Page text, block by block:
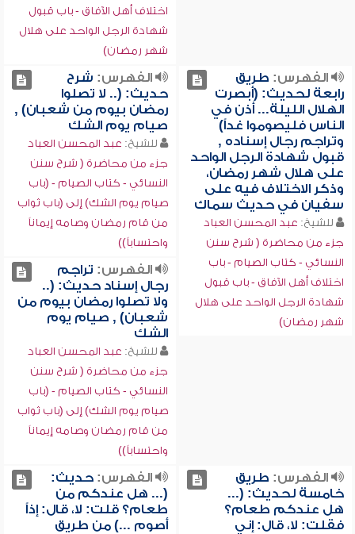
اختلاف أهل الآفاق - باب قبول
شهادة الرجل الواحد على هلال
شهر رمضان)
الفهرس: طريق
رابعة لحديث: (أبصرت
الهلال الليلة... أذن في
الناس فليصوموا غداً)
وتراجم رجال إسناده ,
قبول شهادة الرجل الواحد
على هلال شهر رمضان،
وذكر الاختلاف فيه على
سفيان في حديث سماك
للشيخ: عبد المحسن العباد
جزء من محاضرة ( شرح سنن
النسائي - كتاب الصيام - باب
اختلاف أهل الآفاق - باب قبول
شهادة الرجل الواحد على هلال
شهر رمضان)
الفهرس: شرح
حديث: (.. لا تصلوا
رمضان بيوم من شعبان) ,
صيام يوم الشك
للشيخ: عبد المحسن العباد
جزء من محاضرة ( شرح سنن
النسائي - كتاب الصيام - (باب
صيام يوم الشك) إلى (باب ثواب
من قام رمضان وصامه إيماناً
واحتساباً))
الفهرس: تراجم
رجال إسناد حديث: (..
ولا تصلوا رمضان بيوم من
شعبان) , صيام يوم
الشك
للشيخ: عبد المحسن العباد
جزء من محاضرة ( شرح سنن
النسائي - كتاب الصيام - (باب
صيام يوم الشك) إلى (باب ثواب
من قام رمضان وصامه إيماناً
واحتساباً))
الفهرس: طريق
خامسة لحديث: (...
هل عندكم طعام؟
فقلت: لا، قال: إني
الفهرس:حديث:
(... هل عندكم من
طعام؟ قلت: لا، قال: إذاً
أصوم ...) من طريق